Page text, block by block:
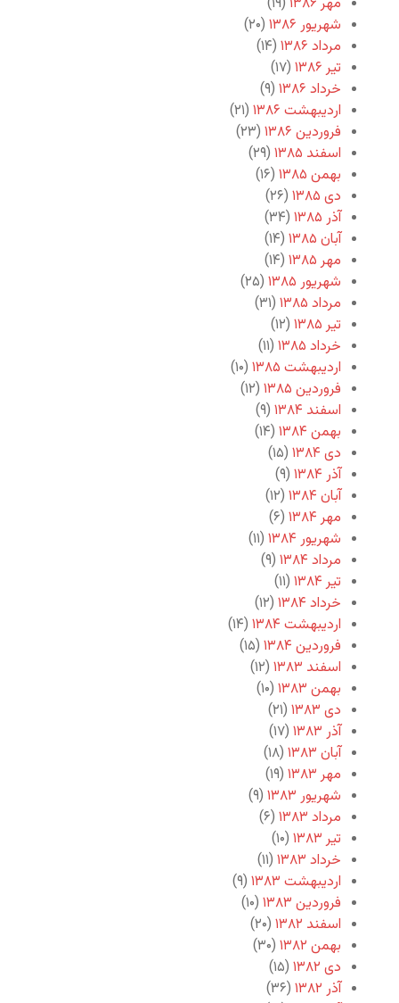
شهریور ۱۳۸۶
(۲۰)
مرداد ۱۳۸۶
(۱۴)
تیر ۱۳۸۶
(۱۷)
خرداد ۱۳۸۶
(۹)
اردیبهشت ۱۳۸۶
(۲۱)
فروردین ۱۳۸۶
(۲۳)
اسفند ۱۳۸۵
(۲۹)
بهمن ۱۳۸۵
(۱۶)
دی ۱۳۸۵
(۲۶)
آذر ۱۳۸۵
(۳۴)
آبان ۱۳۸۵
(۱۴)
مهر ۱۳۸۵
(۱۴)
شهریور ۱۳۸۵
(۲۵)
مرداد ۱۳۸۵
(۳۱)
تیر ۱۳۸۵
(۱۲)
خرداد ۱۳۸۵
(۱۱)
اردیبهشت ۱۳۸۵
(۱۰)
فروردین ۱۳۸۵
(۱۲)
اسفند ۱۳۸۴
(۹)
بهمن ۱۳۸۴
(۱۴)
دی ۱۳۸۴
(۱۵)
آذر ۱۳۸۴
(۹)
آبان ۱۳۸۴
(۱۲)
مهر ۱۳۸۴
(۶)
شهریور ۱۳۸۴
(۱۱)
مرداد ۱۳۸۴
(۹)
تیر ۱۳۸۴
(۱۱)
خرداد ۱۳۸۴
(۱۲)
اردیبهشت ۱۳۸۴
(۱۴)
فروردین ۱۳۸۴
(۱۵)
اسفند ۱۳۸۳
(۱۲)
بهمن ۱۳۸۳
(۱۰)
دی ۱۳۸۳
(۲۱)
آذر ۱۳۸۳
(۱۷)
آبان ۱۳۸۳
(۱۸)
مهر ۱۳۸۳
(۱۹)
شهریور ۱۳۸۳
(۹)
مرداد ۱۳۸۳
(۶)
تیر ۱۳۸۳
(۱۰)
خرداد ۱۳۸۳
(۱۱)
اردیبهشت ۱۳۸۳
(۹)
فروردین ۱۳۸۳
(۱۰)
اسفند ۱۳۸۲
(۲۰)
بهمن ۱۳۸۲
(۳۰)
دی ۱۳۸۲
(۱۵)
آذر ۱۳۸۲
(۳۶)